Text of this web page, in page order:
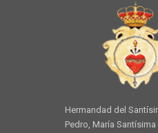
Hermandad del
Pedro, María